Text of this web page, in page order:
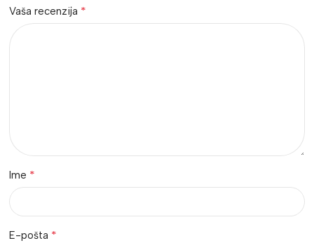
Vaša recenzija *
Ime *
E-pošta *